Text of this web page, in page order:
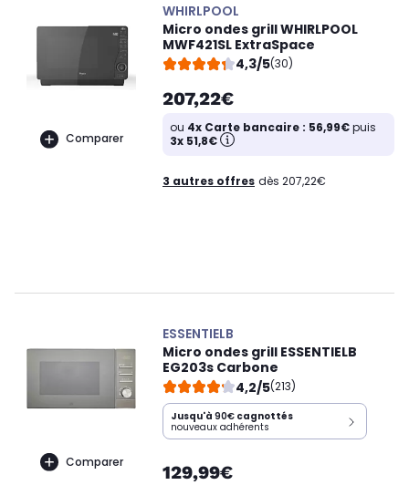
Comparer
WHIRLPOOL
Micro ondes grill WHIRLPOOL
MWF421SL ExtraSpace
4,3/5(30)
207,22€
ou 4x Carte bancaire : 56,99€puis
3x 51,8€
3 autres offres dès 207,22€
Comparer
ESSENTIELB
Micro ondes grill ESSENTIELB
EG203s Carbone
4,2/5(213)
Jusqu'à 90€ cagnottés
nouveaux adhérents
129,99€